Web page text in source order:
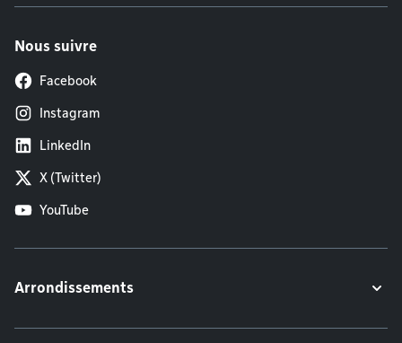
Nous suivre
Facebook
Instagram
LinkedIn
X (Twitter)
YouTube
Arrondissements